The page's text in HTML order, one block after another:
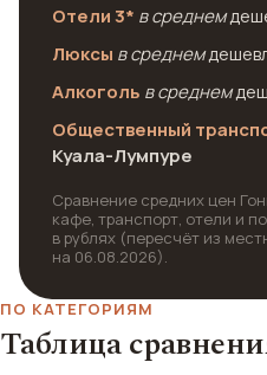
Отели 3* в среднем
Люксы в среднем
Алкоголь в среднем
Общественный
Куала-Лумпуре
Сравнение средних цен
кафе, транспорт, отели и
в рублях (пересчёт из
на 06.08.2026).
ПО КАТЕГОРИЯМ
Таблица